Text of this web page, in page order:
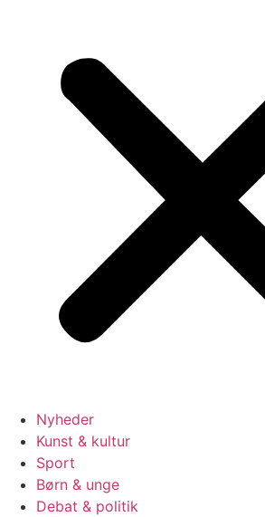
Nyheder
Kunst & kultur
Sport
Børn & unge
Debat & politik